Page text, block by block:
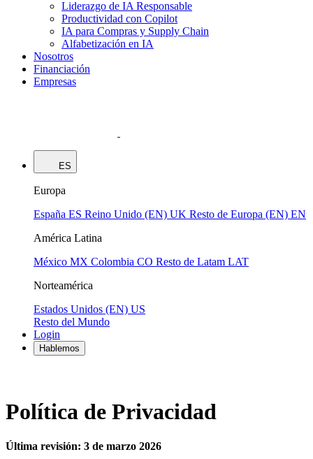
Liderazgo de IA Responsable
Productividad con Copilot
IA para Compras y Supply Chain
Alfabetización en IA
Nosotros
Financiación
Empresas
ES
Europa
España ES Reino Unido (EN) UK Resto de Europa (EN) EN
América Latina
México MX Colombia CO Resto de Latam LAT
Norteamérica
Estados Unidos (EN) US
Resto del Mundo
Login
Hablemos
Política de Privacidad
Última revisión: 3 de marzo 2026